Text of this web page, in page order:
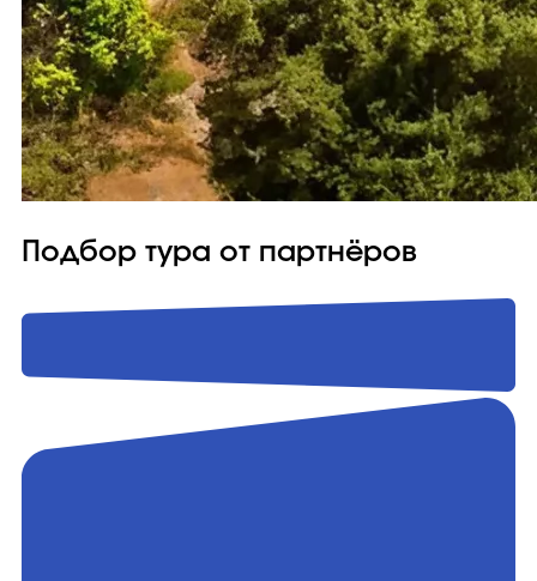
Подбор тура от партнёров